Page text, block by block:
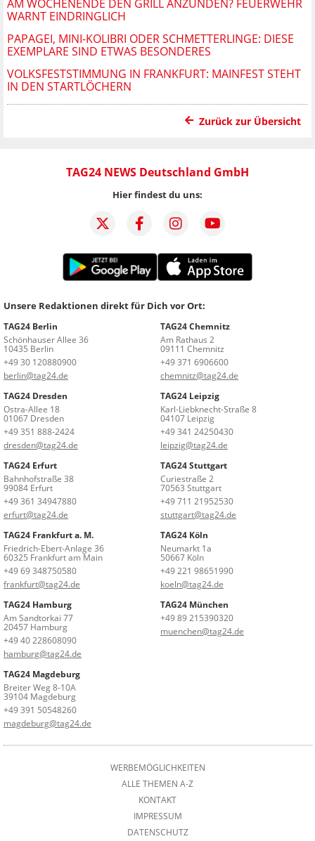
AM WOCHENENDE DEN GRILL ANZÜNDEN? FEUERWEHR
WARNT EINDRINGLICH
PAPAGEI, MINI-KOLIBRI ODER SCHMETTERLINGE: DIESE
EXEMPLARE SIND ETWAS BESONDERES
VOLKSFESTSTIMMUNG IN FRANKFURT: MAINFEST STEHT
IN DEN STARTLÖCHERN
Zurück zur Übersicht
TAG24 NEWS Deutschland GmbH
Hier findest du uns:
Unsere Redaktionen direkt für Dich vor Ort:
TAG24 Berlin
Schönhauser Allee 36
10435 Berlin
+49 30 120880900
berlin@tag24.de
TAG24 Chemnitz
Am Rathaus 2
09111 Chemnitz
+49 371 6906600
chemnitz@tag24.de
TAG24 Dresden
Ostra-Allee 18
01067 Dresden
+49 351 888-2424
dresden@tag24.de
TAG24 Leipzig
Karl-Liebknecht-Straße 8
04107 Leipzig
+49 341 24250430
leipzig@tag24.de
TAG24 Erfurt
Bahnhofstraße 38
99084 Erfurt
+49 361 34947880
erfurt@tag24.de
TAG24 Stuttgart
Curiestraße 2
70563 Stuttgart
+49 711 21952530
stuttgart@tag24.de
TAG24 Frankfurt a. M.
Friedrich-Ebert-Anlage 36
60325 Frankfurt am Main
+49 69 348750580
frankfurt@tag24.de
TAG24 Köln
Neumarkt 1a
50667 Köln
+49 221 98651990
koeln@tag24.de
TAG24 Hamburg
Am Sandtorkai 77
20457 Hamburg
+49 40 228608090
hamburg@tag24.de
TAG24 München
+49 89 215390320
muenchen@tag24.de
TAG24 Magdeburg
Breiter Weg 8-10A
39104 Magdeburg
+49 391 50548260
magdeburg@tag24.de
WERBEMÖGLICHKEITEN
ALLE THEMEN A-Z
KONTAKT
IMPRESSUM
DATENSCHUTZ